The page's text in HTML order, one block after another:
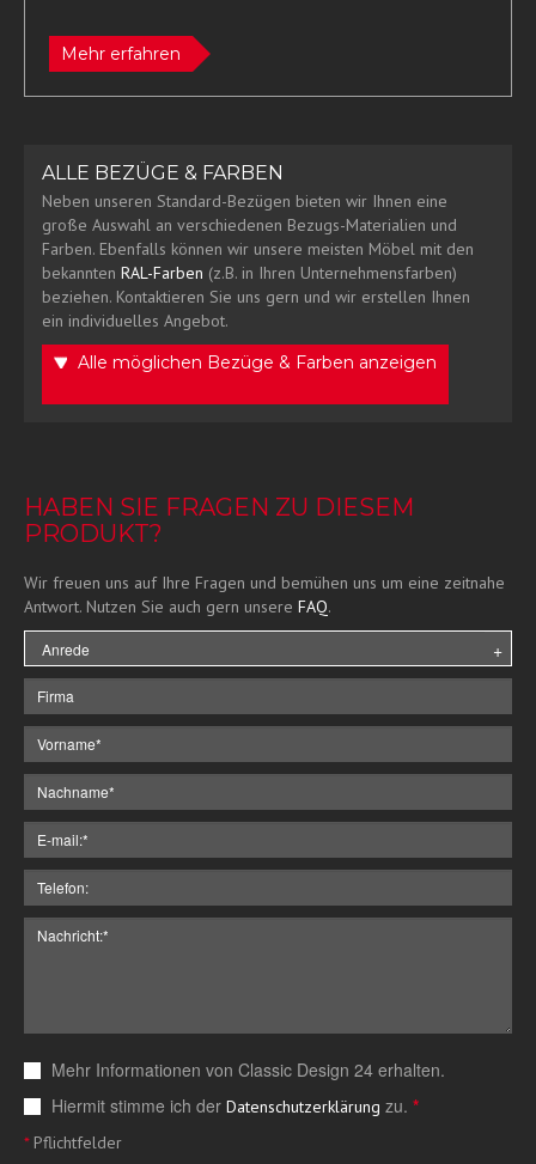
Mehr erfahren
ALLE BEZÜGE & FARBEN
Neben unseren Standard-Bezügen bieten wir Ihnen eine
große Auswahl an verschiedenen Bezugs-Materialien und
Farben. Ebenfalls können wir unsere meisten Möbel mit den
bekannten RAL-Farben (z.B. in Ihren Unternehmensfarben)
beziehen. Kontaktieren Sie uns gern und wir erstellen Ihnen
ein individuelles Angebot.
Alle möglichen Bezüge & Farben anzeigen
HABEN SIE FRAGEN ZU DIESEM
PRODUKT?
Wir freuen uns auf Ihre Fragen und bemühen uns um eine zeitnahe
Antwort. Nutzen Sie auch gern unsere FAQ.
Mehr Informationen von Classic Design 24 erhalten.
Hiermit stimme ich der Datenschutzerklärung zu. *
*Pflichtfelder